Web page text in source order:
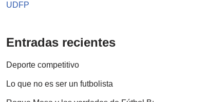
UDFP
Entradas recientes
Deporte competitivo
Lo que no es ser un futbolista